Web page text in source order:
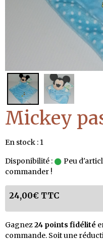
Mickey
En stock : 1
Disponibilité :
Peu
commander !
24,00€ TTC
Gagnez24 points fidélité
commande. Soit une